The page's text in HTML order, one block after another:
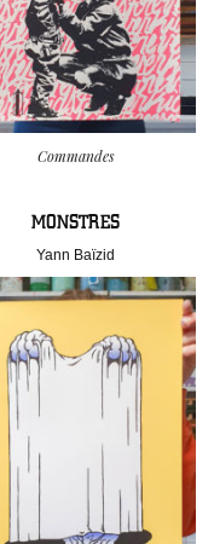
Commandes
MONSTRES
Yann Baïzid